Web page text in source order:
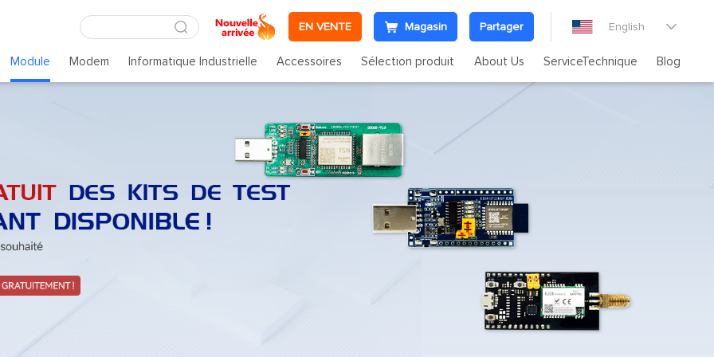
EN VENTE Magasin Partager English 
Module Modem Informatique Industrielle Accessoires Sélection produit About Us ServiceTechnique Blog